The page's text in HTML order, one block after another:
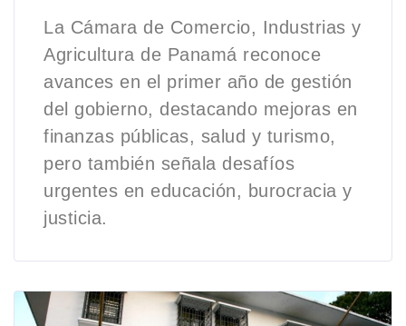
La Cámara de Comercio, Industrias y
Agricultura de Panamá reconoce
avances en el primer año de gestión
del gobierno, destacando mejoras en
finanzas públicas, salud y turismo,
pero también señala desafíos
urgentes en educación, burocracia y
justicia.